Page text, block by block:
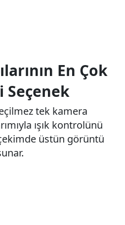
En Çok
Seçenek
tek kamera
ışık kontrolünü
üstün görüntü